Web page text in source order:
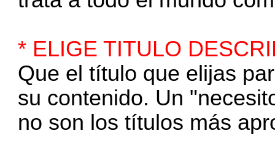
* ELIGE TITULO
Que el título que elijas
su contenido. Un
no son los títulos más